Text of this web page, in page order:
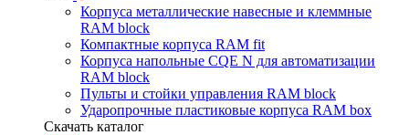
Корпуса металлические навесные и клеммные
RAM block
Компактные корпуса RAM fit
Корпуса напольные CQE N для автоматизации
RAM block
Пульты и стойки управления RAM block
Ударопрочные пластиковые корпуса RAM box
Скачать каталог